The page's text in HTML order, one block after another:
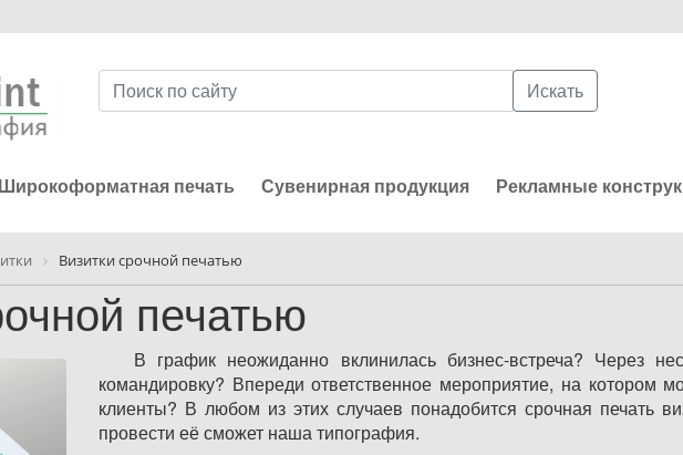
Искать
Широкоформатная печать Сувенирная продукция Рекламные
Визитки срочной печатью
печатью
В график неожиданно вклинилась бизнес-встреча? Через
командировку? Впереди ответственное мероприятие, на котором
клиенты? В любом из этих случаев понадобится срочная печать
провести её сможет наша типография.